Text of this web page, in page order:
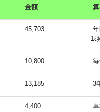
金額
45,703
1ℓ
10,800
13,185 3
4,400